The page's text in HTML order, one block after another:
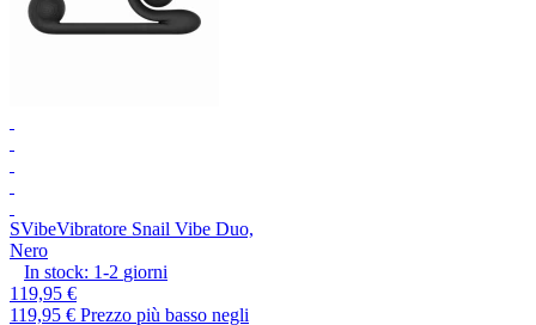
SVibeVibratore Snail Vibe Duo,
Nero
In stock: 1-2 giorni
119,95 €
119,95 € Prezzo più basso negli